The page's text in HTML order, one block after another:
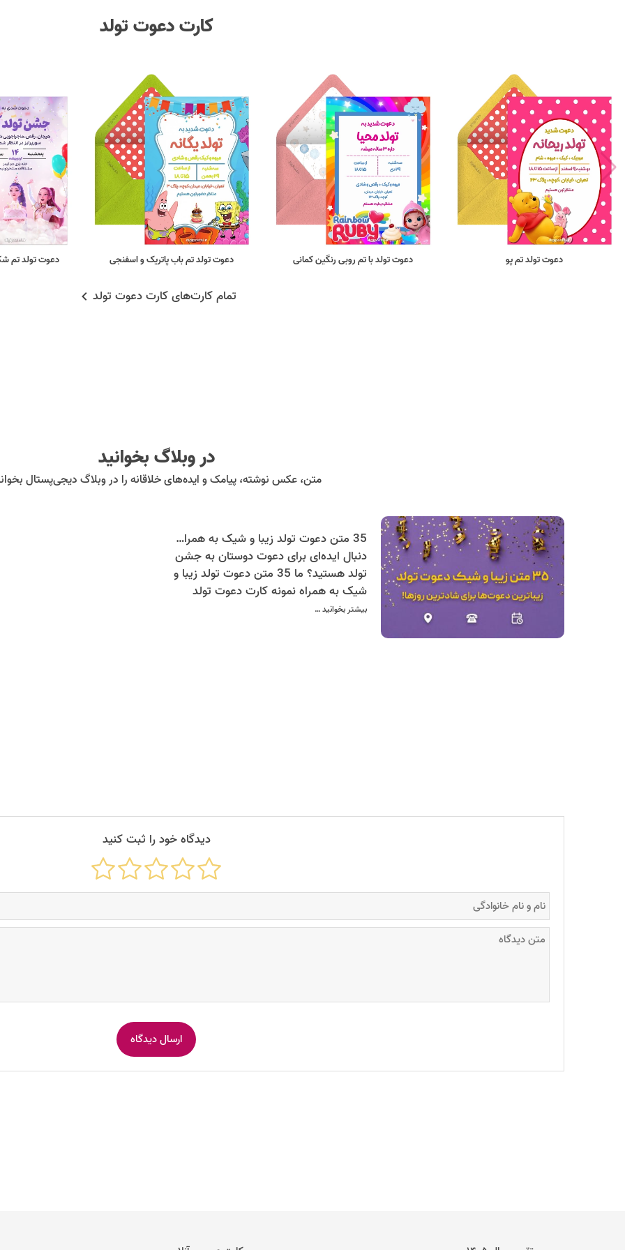
کارت دعوت تولد
دعوت تولد تم پو دعوت تولد با تم روبی رنگین کمانی دعوت تولد تم باب پاتریک و اسفنجی دعوت تولد تم
تمام کارت‌های کارت دعوت تولد
در وبلاگ بخوانید
متن، عکس نوشته، پیامک و ایده‌های خلاقانه را در وبلاگ دیجی‌پستال
35 متن دعوت تولد زیبا و شیک به همراه نمونه کارت دعوت تولد
دنبال ایده‌ای برای دعوت دوستان به جشن
تولد هستید؟ ما 35 متن دعوت تولد زیبا و
شیک به همراه نمونه کارت دعوت تولد
برای شما فراهم کرده‌ایم تا جشن تولد خود
بیشتر بخوانید …
دیدگاه خود را ثبت کنید